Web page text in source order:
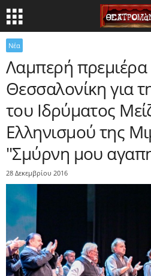
Νέα
Λαμπερή πρεμιέρα
Θεσσαλονίκη για
του Ιδρύματος
Ελληνισμού της
"Σμύρνη μου
28 Δεκεμβρίου 2016